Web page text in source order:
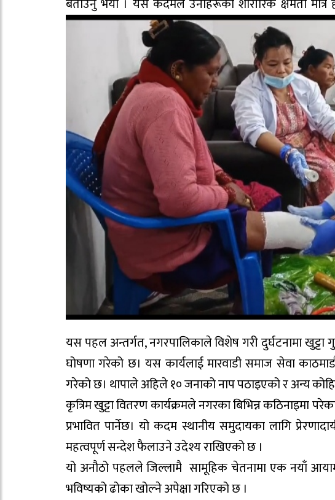
बताउनु भयो । यस कदमले उनीहरूको शारीरिक क्षमता मात्र
यस पहल अन्तर्गत, नगरपालिकाले विशेष गरी दुर्घटनामा खुट्टा
घोषणा गरेको छ। यस कार्यलाई मारवाडी समाज सेवा
गरेको छ। थापाले अहिले १० जनाको नाप पठाइएको र अन्य
कृत्रिम खुट्टा वितरण कार्यक्रमले नगरका बिभिन्न कठिनाइमा
प्रभावित पार्नेछ। यो कदम स्थानीय समुदायका लागि
महत्वपूर्ण सन्देश फैलाउने उदेश्य राखिएको छ ।
यो अनौठो पहलले जिल्लामै सामूहिक चेतनामा एक नयाँ
भविष्यको ढोका खोल्ने अपेक्षा गरिएको छ ।